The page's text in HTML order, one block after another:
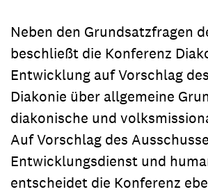
Neben den Grundsatzfragen
beschließt die Konferenz
Entwicklung auf Vorschlag
Diakonie über allgemeine
diakonische und
Auf Vorschlag des
Entwicklungsdienst und
entscheidet die Konferenz